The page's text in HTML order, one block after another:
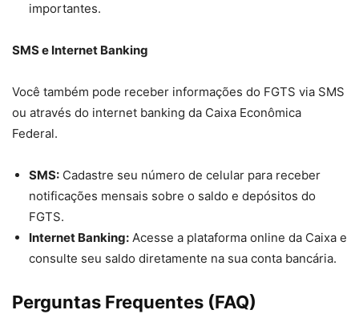
importantes.
SMS e Internet Banking
Você também pode receber informações do FGTS via SMS
ou através do internet banking da Caixa Econômica
Federal.
SMS: Cadastre seu número de celular para receber
notificações mensais sobre o saldo e depósitos do
FGTS.
Internet Banking: Acesse a plataforma online da Caixa e
consulte seu saldo diretamente na sua conta bancária.
Perguntas Frequentes (FAQ)